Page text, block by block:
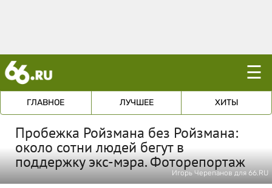
☰
ГЛАВНОЕ ЛУЧШЕЕ ХИТЫ
Пробежка Ройзмана без Ройзмана:
около сотни людей бегут в
поддержку экс-мэра. Фоторепортаж
Игорь Черепанов для 66.RU